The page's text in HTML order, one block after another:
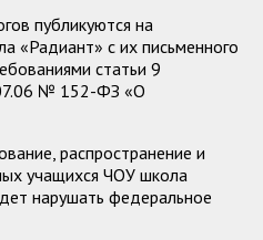
публикуются на
«Радиант» с их письменного
статьи 9
№ 152-ФЗ «О
распространение и
учащихся ЧОУ школа
нарушать федеральное